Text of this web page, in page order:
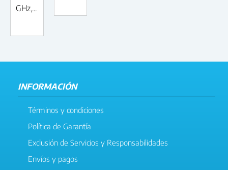
GHz,...
INFORMACIÓN
Términos y condiciones
Política de Garantía
Exclusión de Servicios y Responsabilidades
Envíos y pagos